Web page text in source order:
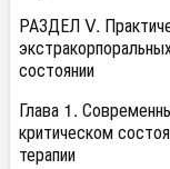
РАЗДЕЛ V.
состоянии
Глава 1.
критическом
терапии